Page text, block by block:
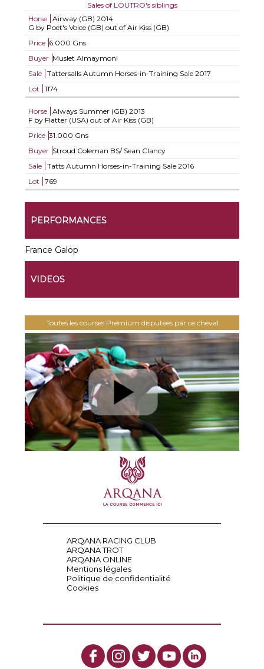
Sales of LOUTRO's siblings
Horse
Airway (GB) 2014
G by Poet's Voice (GB) out of Air Kiss (GB)
Price 6.000 Gns
Buyer Muslet Almaymoni
Sale
Tattersalls Autumn Horses-in-Training Sale 2017
Lot
1174
Horse Always Summer (GB) 2013
F by Flatter (USA) out of Air Kiss (GB)
Price 31.000 Gns
Buyer Stroud Coleman BS/ Sean Clancy
Sale
Tatts Autumn Horses-in-Training Sale 2016
Lot
769
PERFORMANCES
France Galop
VIDEOS
Toutes les courses Premium disputées par ce cheval
ARQANA RACING CLUB
ARQANA TROT
ARQANA ONLINE
Mentions légales
Politique de confidentialité
Cookies